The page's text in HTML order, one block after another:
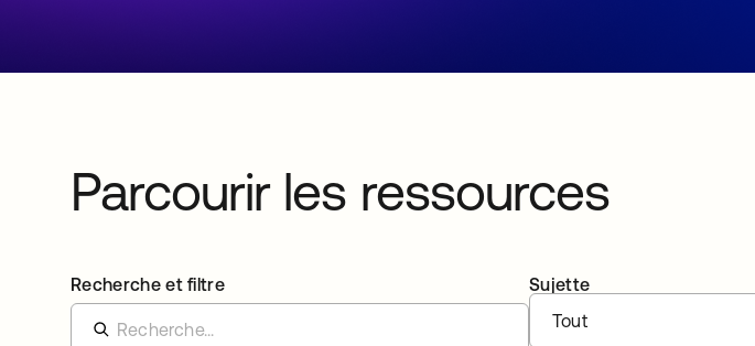
Parcourir les ressources
Recherche et filtre
Sujette
Tout